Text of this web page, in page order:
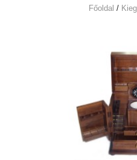
Főoldal